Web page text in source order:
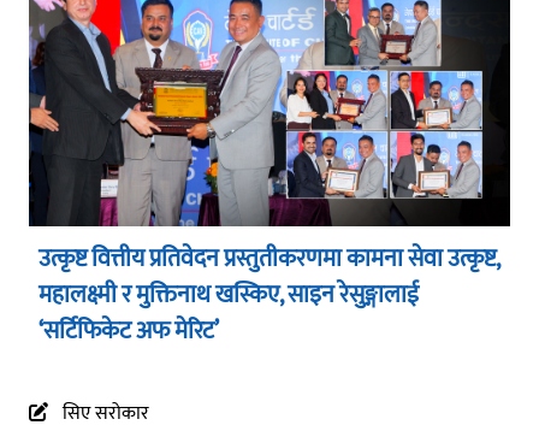
उत्कृष्ट वित्तीय प्रतिवेदन प्रस्तुतीकरणमा कामना सेवा उत्कृष्ट,
महालक्ष्मी र मुक्तिनाथ खस्किए, साइन रेसुङ्गालाई
‘सर्टिफिकेट अफ मेरिट’
सिए सरोकार